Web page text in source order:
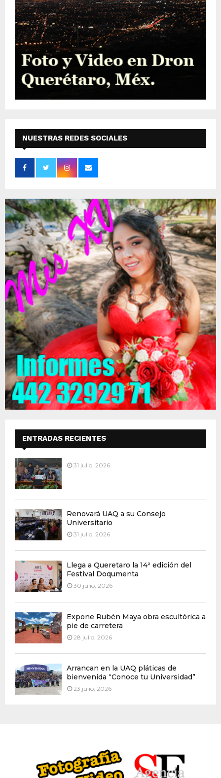
NUESTRAS REDES SOCIALES
ENTRADAS RECIENTES
31 julio, 2026
Renovará UAQ a su Consejo
Universitario
31 julio, 2026
Llega a Queretaro la 14ª edición del
Festival Doqumenta
30 julio, 2026
Expone Rubén Maya obra escultórica a
pie de carretera
28 julio, 2026
Arrancan en la UAQ pláticas de
bienvenida “Conoce tu Universidad”
23 julio, 2026